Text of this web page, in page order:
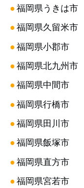
●福岡県うきは市
●福岡県久留米市
●福岡県小郡市
●福岡県北九州市
●福岡県中間市
●福岡県行橋市
●福岡県田川市
●福岡県飯塚市
●福岡県直方市
●福岡県宮若市